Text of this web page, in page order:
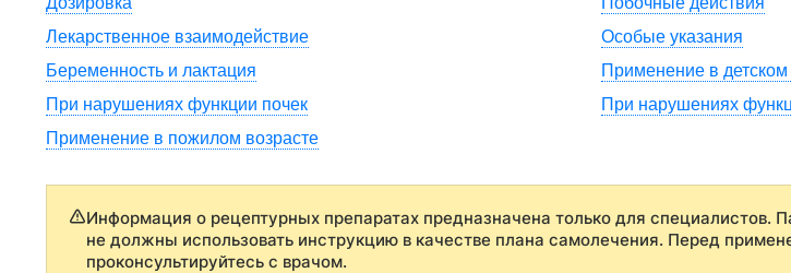
Лекарственное взаимодействие
Особые указания
Беременность и лактация
Применение в детском
При нарушениях функции почек
При нарушениях
Применение в пожилом возрасте
Информация о рецептурных препаратах предназначена только для специалистов.
не должны использовать инструкцию в качестве плана самолечения. Перед
проконсультируйтесь с врачом.